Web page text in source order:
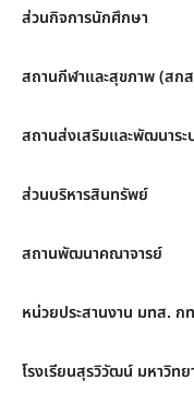
ส่วนกิจการนักศึกษา
สถานกีฬาและสุขภาพ (สก
สถานส่งเสริมและพัฒนาระ
ส่วนบริหารสินทรัพย์
สถานพัฒนาคณาจารย์
หน่วยประสานงาน มทส. ก
โรงเรียนสุรวิวัฒน์ มหาวิทย